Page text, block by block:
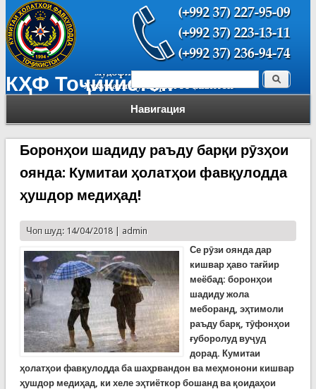
КҲФ Тоҷикистон
Навигация
Форма поиска Поиск
Боронҳои шадиду раъду барқи рӯзҳои
оянда: Кумитаи ҳолатҳои фавқулодда
ҳушдор медиҳад!
Чоп шуд: 14/04/2018 | admin
Се рӯзи оянда дар
кишвар ҳаво тағйир
меёбад: боронҳои
шадиду жола
меборанд, эҳтимоли
раъду барқ, тӯфонҳои
ғуборолуд вуҷуд
дорад. Кумитаи
ҳолатҳои фавқулодда ба шаҳрвандон ва меҳмонони кишвар
ҳушдор медиҳад, ки хеле эҳтиёткор бошанд ва қоидаҳои